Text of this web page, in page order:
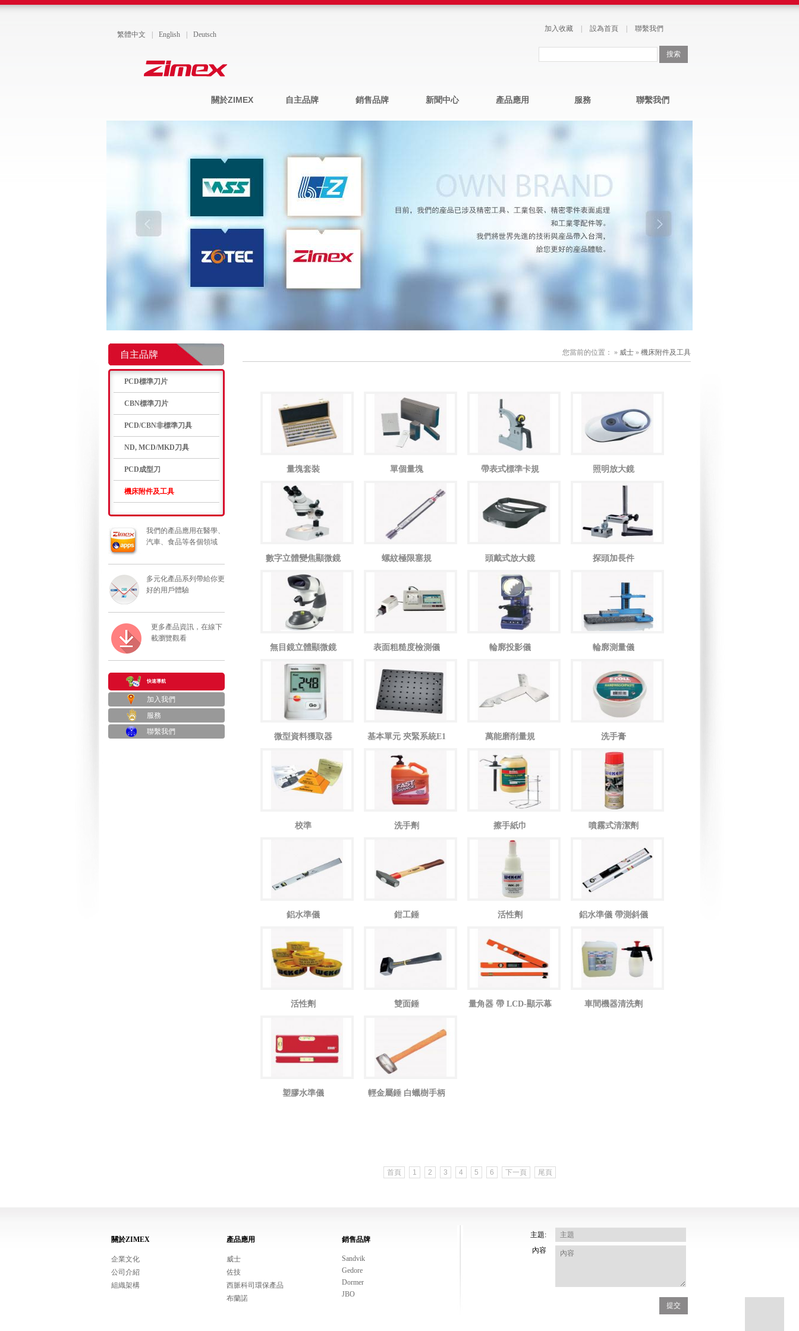
繁體中文 English Deutsch
加入收藏 設為首頁 聯繫我們
關於ZIMEX 自主品牌 銷售品牌 新聞中心 產品應用 服務 聯繫我們
自主品牌
PCD標準刀片
CBN標準刀片
PCD/CBN非標準刀具
ND, MCD/MKD刀具
PCD成型刀
機床附件及工具
我們的產品應用在醫學、
汽車、食品等各個領域
多元化產品系列帶給你更
好的用戶體驗
更多產品資訊，在線下
載瀏覽觀看
快速導航
加入我們
服務
聯繫我們
您當前的位置： » 威士 » 機床附件及工具
量塊套裝 單個量塊 帶表式標準卡規 照明放大鏡
數字立體變焦顯微鏡 螺紋極限塞規 頭戴式放大鏡 探頭加長件
無目鏡立體顯微鏡 表面粗糙度檢測儀 輪廓投影儀 輪廓測量儀
微型資料獲取器 基本單元 夾緊系統E1 萬能磨削量規 洗手膏
校準 洗手劑 擦手紙巾 噴霧式清潔劑
鋁水準儀 鉗工錘 活性劑 鋁水準儀 帶測斜儀
活性劑 雙面錘 量角器 帶 LCD-顯示幕 車間機器清洗劑
塑膠水準儀 輕金屬錘 白蠟樹手柄
首頁 1 2 3 4 5 6 下一頁 尾頁
關於ZIMEX
企業文化
公司介紹
組織架構
產品應用
威士
佐技
西脈科司環保產品
布蘭諾
銷售品牌
Sandvik
Gedore
Dormer
JBO
主題:
內容
提交